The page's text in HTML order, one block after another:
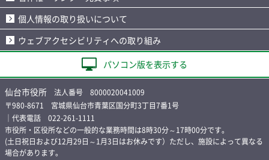
個人情報の取り扱いについて
ウェブアクセシビリティへの取り組み
パソコン版を表示する
仙台市役所 法人番号 8000020041009
〒980-8671 宮城県仙台市青葉区国分町3丁目7番1号
｜代表電話 022-261-1111
市役所・区役所などの一般的な業務時間は8時30分～17時00分です。
(土日祝日および12月29日～1月3日はお休みです）ただし、施設によって異なる
場合があります。